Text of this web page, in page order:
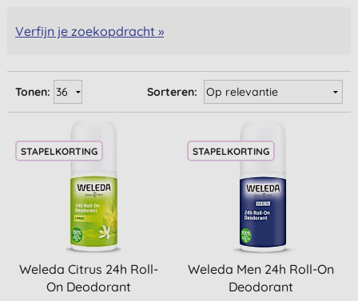
Verfijn je zoekopdracht »
Sorteren:
Tonen:
STAPELKORTING
Weleda Citrus 24h Roll-
On Deodorant
STAPELKORTING
Weleda Men 24h Roll-On
Deodorant